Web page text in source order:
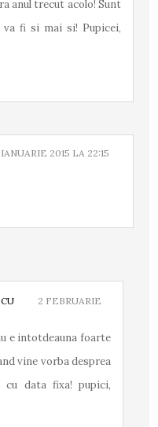
anul trecut acolo! Sunt
va fi si mai si! Pupicei,
2015 LA 22:15
2 FEBRUARIE
e intotdeauna foarte
vine vorba desprea
cu data fixa! pupici,